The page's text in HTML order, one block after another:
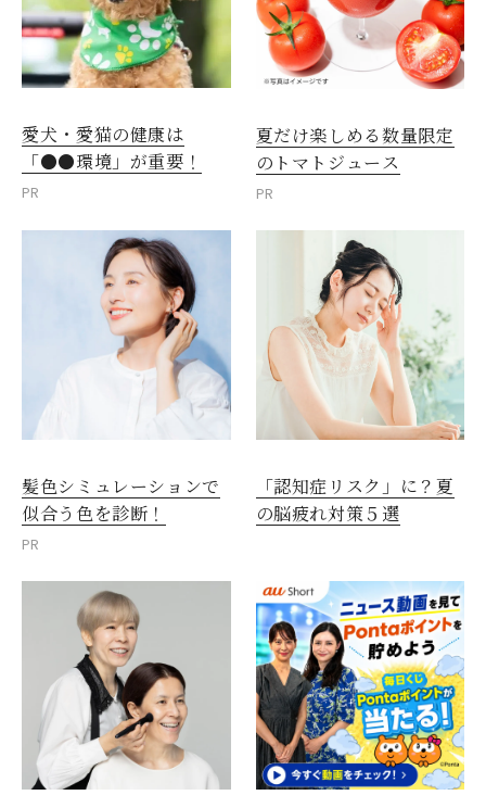
愛犬・愛猫の健康は
「●●環境」が重要！
PR
夏だけ楽しめる数量限定
のトマトジュース
PR
髪色シミュレーションで
似合う色を診断！
PR
「認知症リスク」に？夏
の脳疲れ対策５選